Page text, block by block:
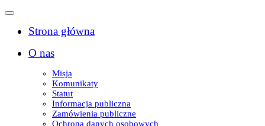
Menu
nawigacjiStrona główna
O nas
Misja
Komunikaty
Statut
Informacja publiczna
Zamówienia publiczne
Ochrona danych osobowych